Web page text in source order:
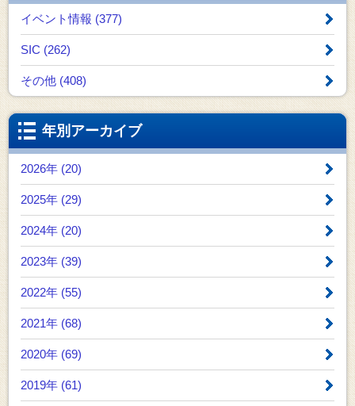
イベント情報 (377)
SIC (262)
その他 (408)
年別アーカイブ
2026年 (20)
2025年 (29)
2024年 (20)
2023年 (39)
2022年 (55)
2021年 (68)
2020年 (69)
2019年 (61)